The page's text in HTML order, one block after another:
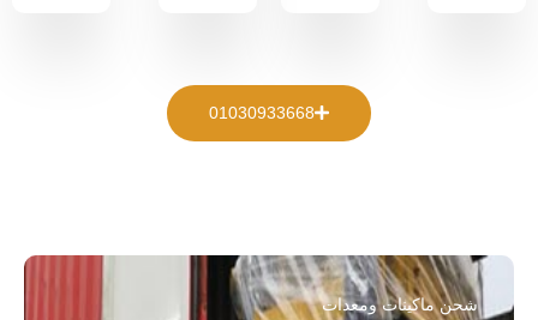
01030933668
شحن ماكينات ومعدات